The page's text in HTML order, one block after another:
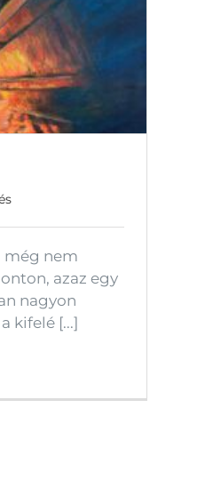
még nem
azaz egy
nagyon
kifelé [...]